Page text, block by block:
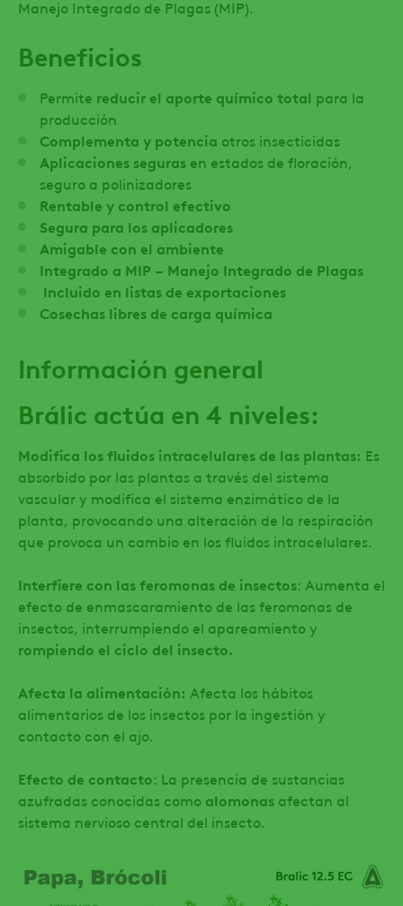
Manejo Integrado de Plagas (MIP).
Beneficios
Permite reducir el aporte químico total para la
producción
Complementa y potencia otros insecticidas
Aplicaciones seguras en estados de floración,
seguro a polinizadores
Rentable y control efectivo
Segura para los aplicadores
Amigable con el ambiente
Integrado a MIP – Manejo Integrado de Plagas
Incluido en listas de exportaciones
Cosechas libres de carga química
Información general
Brálic actúa en 4 niveles:
Modifica los fluidos intracelulares de las plantas: Es
absorbido por las plantas a través del sistema
vascular y modifica el sistema enzimático de la
planta, provocando una alteración de la respiración
que provoca un cambio en los fluidos intracelulares.
Interfiere con las feromonas de insectos: Aumenta el
efecto de enmascaramiento de las feromonas de
insectos, interrumpiendo el apareamiento y
rompiendo el ciclo del insecto.
Afecta la alimentación: Afecta los hábitos
alimentarios de los insectos por la ingestión y
contacto con el ajo.
Efecto de contacto: La presencia de sustancias
azufradas conocidas como alomonas afectan al
sistema nervioso central del insecto.